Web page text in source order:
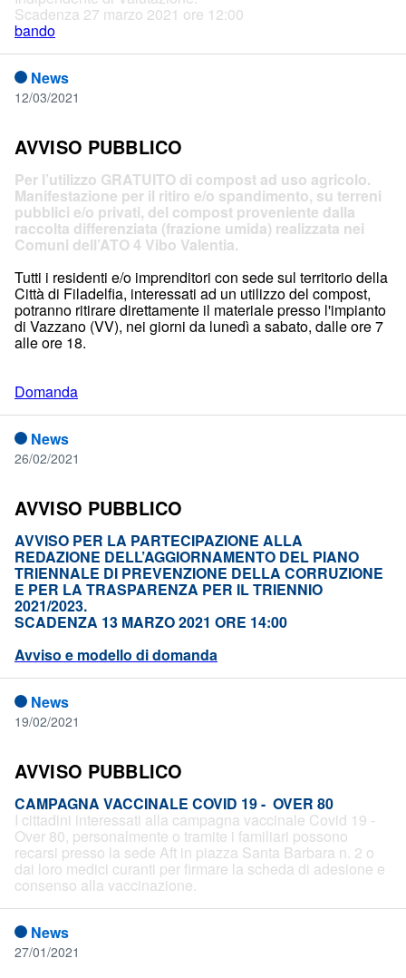
Scadenza 27 marzo 2021 ore 12:00
bando
News
12/03/2021
AVVISO PUBBLICO
Per l’utilizzo GRATUITO di compost ad uso agricolo.
Manifestazione per il ritiro e/o spandimento, su terreni
pubblici e/o privati, del compost proveniente dalla
raccolta differenziata (frazione umida) realizzata nei
Comuni dell’ATO 4 Vibo Valentia.
Tutti i residenti e/o imprenditori con sede sul territorio della
Città di Filadelfia, interessati ad un utilizzo del compost,
potranno ritirare direttamente il materiale presso l'impianto
di Vazzano (VV), nei giorni da lunedì a sabato, dalle ore 7
alle ore 18.
Domanda
News
26/02/2021
AVVISO PUBBLICO
AVVISO PER LA PARTECIPAZIONE ALLA
REDAZIONE DELL’AGGIORNAMENTO DEL PIANO
TRIENNALE DI PREVENZIONE DELLA CORRUZIONE
E PER LA TRASPARENZA PER IL TRIENNIO
2021/2023.
SCADENZA 13 MARZO 2021 ORE 14:00
Avviso e modello di domanda
News
19/02/2021
AVVISO PUBBLICO
CAMPAGNA VACCINALE COVID 19 - OVER 80
I cittadini interessati alla campagna vaccinale Covid 19 -
Over 80, personalmente o tramite i familiari possono
recarsi presso la sede Aft in piazza Santa Barbara n. 2 o
dai loro medici curanti per firmare la scheda di adesione e
consenso alla vaccinazione.
News
27/01/2021